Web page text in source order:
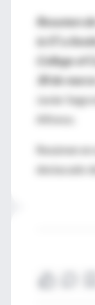
Resumen
la 57.a
College of
30 de
Javier
Alfonso.
Resúmen
destacado